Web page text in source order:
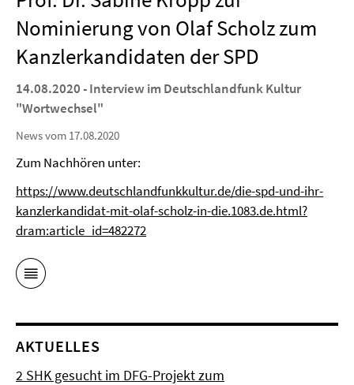
Nominierung von Olaf Scholz zum
Kanzlerkandidaten der SPD
14.08.2020 - Interview im Deutschlandfunk Kultur
"Wortwechsel"
News vom 17.08.2020
Zum Nachhören unter:
https://www.deutschlandfunkkultur.de/die-spd-und-ihr-
kanzlerkandidat-mit-olaf-scholz-in-die.1083.de.html?
dram:article_id=482272
AKTUELLES
2 SHK gesucht im DFG-Projekt zum